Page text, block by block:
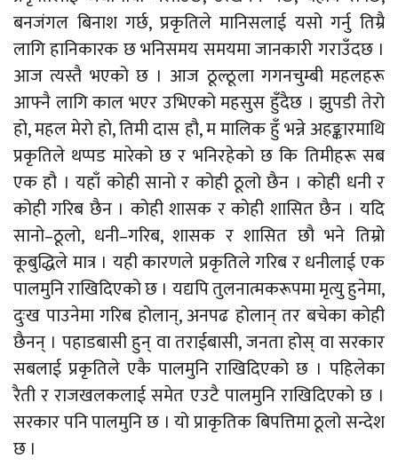
बनजंगल बिनाश गर्छ, प्रकृतिले मानिसलाई यसो गर्नु तिम्रै
लागि हानिकारक छ भनिसमय समयमा जानकारी गराउँदछ ।
आज त्यस्तै भएको छ । आज ठूल्ठूला गगनचुम्बी महलहरू
आफ्नै लागि काल भएर उभिएको महसुस हुँदैछ । झुपडी तेरो
हो, महल मेरो हो, तिमी दास हौ, म मालिक हुँ भन्ने अहङ्कारमाथि
प्रकृतिले थप्पड मारेको छ र भनिरहेको छ कि तिमीहरू सब
एक हौ । यहाँ कोही सानो र कोही ठूलो छैन । कोही धनी र
कोही गरिब छैन । कोही शासक र कोही शासित छैन । यदि
सानो–ठूलो, धनी–गरिब, शासक र शासित छौ भने तिम्रो
कूबुद्धिले मात्र । यही कारणले प्रकृतिले गरिब र धनीलाई एक
पालमुनि राखिदिएको छ । यद्यपि तुलनात्मकरूपमा मृत्यु हुनेमा,
दुःख पाउनेमा गरिब होलान्, अनपढ होलान् तर बचेका कोही
छैनन् । पहाडबासी हुन् वा तराईबासी, जनता होस् वा सरकार
सबलाई प्रकृतिले एकै पालमुनि राखिदिएको छ । पहिलेका
रैती र राजखलकलाई समेत एउटै पालमुनि राखिदिएको छ ।
सरकार पनि पालमुनि छ । यो प्राकृतिक बिपत्तिमा ठूलो सन्देश
छ ।